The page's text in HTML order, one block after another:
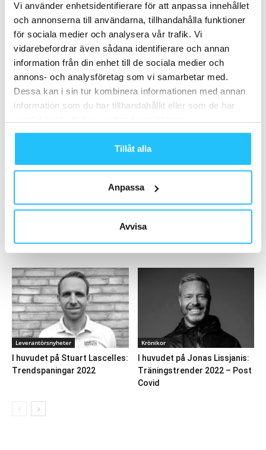
Vi använder enhetsidentifierare för att anpassa innehållet
och annonserna till användarna, tillhandahålla funktioner
för sociala medier och analysera vår trafik. Vi
vidarebefordrar även sådana identifierare och annan
information från din enhet till de sociala medier och
annons- och analysföretag som vi samarbetar med.
Dessa kan i sin tur kombinera informationen med annan
information som du har tillhandahållit eller som de har
Tillåt alla
Anpassa
Avvisa
Mia Björkroos – Sweaty Business-podden
#57
2019-11-27
Ladda fler
HETAST JUST NU
#vadegrejen med boutique
Technogym uppdaterar
styrketräningsserien Pure
Leverantörsnyheter
I huvudet på Stuart Lascelles:
Trendspaningar 2022
Krönikor
I huvudet på Jonas Lissjanis:
Träningstrender 2022 – Post
Covid